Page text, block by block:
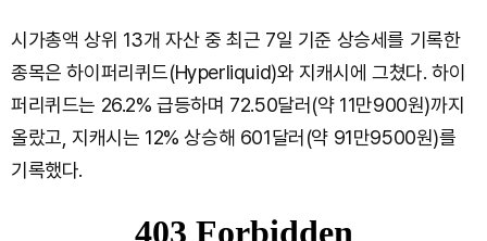
시가총액 상위 13개 자산 중 최근 7일 기준 상승세를 기록한
종목은 하이퍼리퀴드(Hyperliquid)와 지캐시에 그쳤다. 하이
퍼리퀴드는 26.2% 급등하며 72.50달러(약 11만900원)까지
올랐고, 지캐시는 12% 상승해 601달러(약 91만9500원)를
기록했다.